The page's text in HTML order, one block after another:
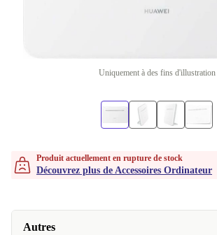
Uniquement à des fins d'illustration
Produit actuellement en rupture de stock
Découvrez plus de Accessoires Ordinateur
Autres